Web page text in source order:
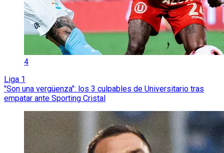
4
Liga 1
"Son una vergüenza": los 3 culpables de Universitario tras
empatar ante Sporting Cristal